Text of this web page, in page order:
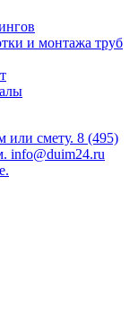
и монтажа труб
или смету. 8 (495)
info@duim24.ru